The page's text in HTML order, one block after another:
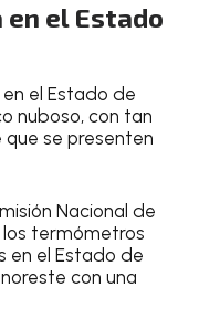
en el Estado
el Estado de
nuboso, con tan
se presenten
Nacional de
termómetros
en el Estado de
con una